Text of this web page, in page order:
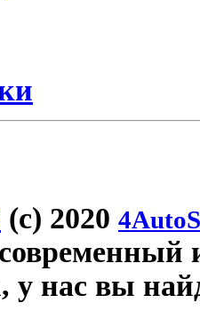
(c) 2020
у нас вы